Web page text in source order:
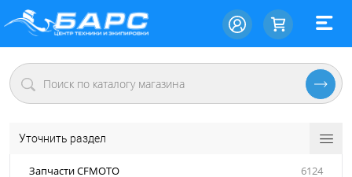
Уточнить раздел
Запчасти CFMOTO 6124